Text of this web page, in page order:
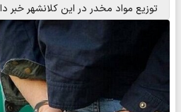
توزیع مواد مخدر در این کلانشهر خبر